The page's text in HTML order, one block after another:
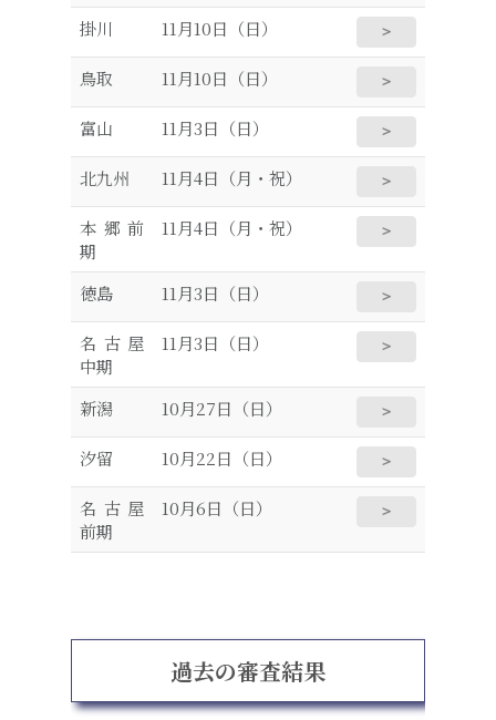
掛川 11月10日（日） ＞
鳥取 11月10日（日） ＞
富山 11月3日（日） ＞
北九州 11月4日（月・祝） ＞
本郷前
期
11月4日（月・祝） ＞
徳島 11月3日（日） ＞
名古屋
中期
11月3日（日） ＞
新潟 10月27日（日） ＞
汐留 10月22日（日） ＞
名古屋
前期
10月6日（日） ＞
過去の審査結果